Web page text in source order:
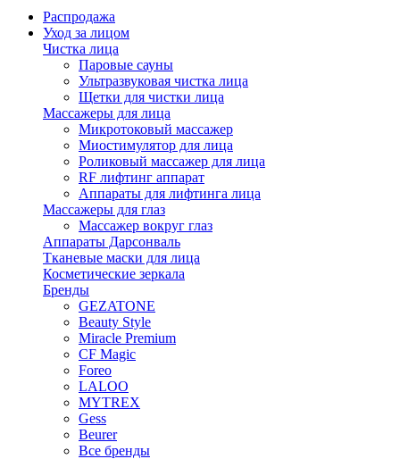
Распродажа
Уход за лицом
Чистка лица
Паровые сауны
Ультразвуковая чистка лица
Щетки для чистки лица
Массажеры для лица
Микротоковый массажер
Миостимулятор для лица
Роликовый массажер для лица
RF лифтинг аппарат
Аппараты для лифтинга лица
Массажеры для глаз
Массажер вокруг глаз
Аппараты Дарсонваль
Тканевые маски для лица
Косметические зеркала
Бренды
GEZATONE
Beauty Style
Miracle Premium
CF Magic
Foreo
LALOO
MYTREX
Gess
Beurer
Все бренды